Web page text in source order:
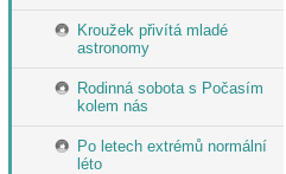
Kroužek přivítá mladé
astronomy
Rodinná sobota s Počasím
kolem nás
Po letech extrémů normální
léto